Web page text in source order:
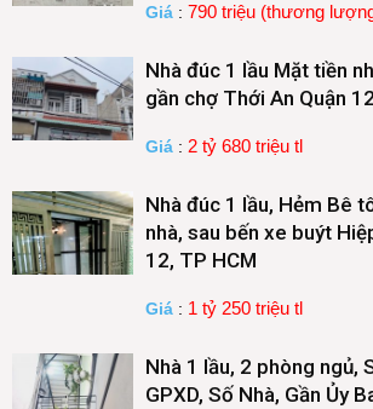
Giá : 790 triệu (thương
Nhà đúc 1 lầu Mặt tiền
gần chợ Thới An Quận 12
Giá : 2 tỷ 680 triệu tl
Nhà đúc 1 lầu, Hẻm Bê
nhà, sau bến xe buýt
12, TP HCM
Giá : 1 tỷ 250 triệu tl
Nhà 1 lầu, 2 phòng ngủ,
GPXD, Số Nhà, Gần Ủy